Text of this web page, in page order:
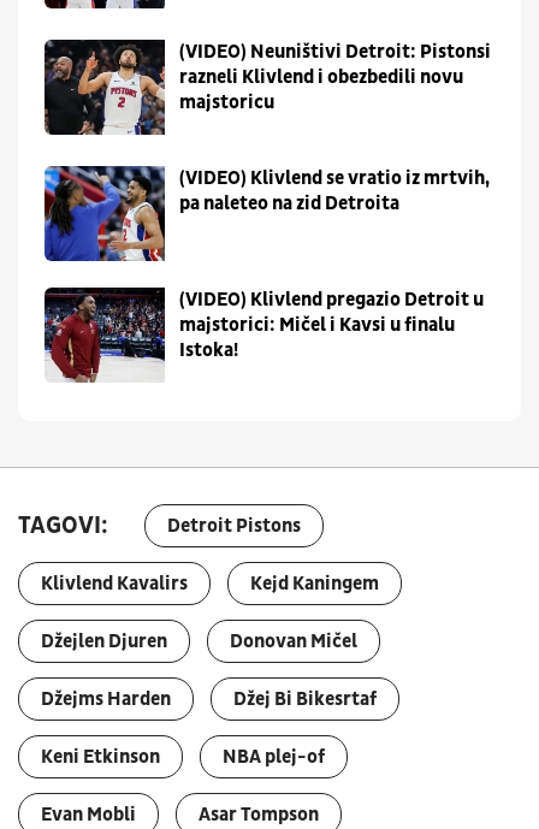
(VIDEO) Neuništivi Detroit: Pistonsi
razneli Klivlend i obezbedili novu
majstoricu
(VIDEO) Klivlend se vratio iz mrtvih,
pa naleteo na zid Detroita
(VIDEO) Klivlend pregazio Detroit u
majstorici: Mičel i Kavsi u finalu
Istoka!
TAGOVI: Detroit Pistons
Klivlend Kavalirs Kejd Kaningem
Džejlen Djuren Donovan Mičel
Džejms Harden Džej Bi Bikesrtaf
Keni Etkinson NBA plej-of
Evan Mobli Asar Tompson